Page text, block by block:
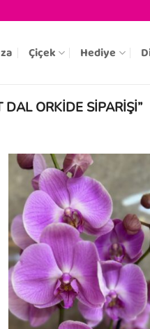
Çiçek Hediye
DAL ORKIDE SIPARIŞI”